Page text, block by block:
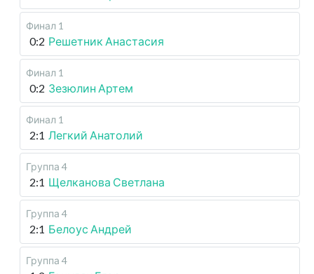
Финал 1
0:2 Решетник Анастасия
Финал 1
0:2 Зезюлин Артем
Финал 1
2:1 Легкий Анатолий
Группа 4
2:1 Щелканова Светлана
Группа 4
2:1 Белоус Андрей
Группа 4